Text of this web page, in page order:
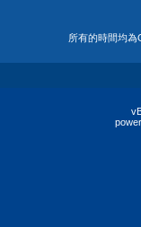
所有的時間均為